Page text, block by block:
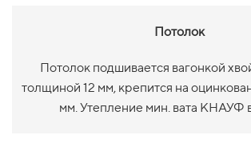
Потолок
Потолок подшивается вагонкой
толщиной 12 мм, крепится на
мм. Утепление мин. вата КНАУФ